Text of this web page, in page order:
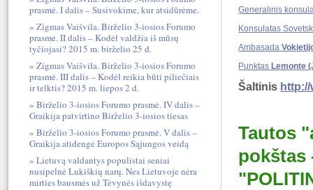
Generalinis
Konsulatas
Ambasada
Punktas Lemonte
Šaltinis
Tautos
pokštas
prasmė. I dalis – Susivokime, kur atsidūrėme.
Zigmas Vaišvila. Birželio 3-iosios Forumo
prasmė. II dalis – Kodėl valdžia iš mūsų
tyčiojasi? 2015 m. birželio 25 d.
Zigmas Vaišvila. Birželio 3-iosios Forumo
prasmė. III dalis – Kodėl reikia būti piliečiais
ir telktis? 2015 m. liepos 2 d.
Birželio 3-iosios Forumo prasmė. IV dalis –
Graikija patvirtino Birželio 3-iosios tiesas
Birželio 3-iosios Forumo prasmė. V dalis –
Graikija atidengė Europos Sąjungos veidą
Lietuvą valdantys populistai seniai
nusipelnė Lukiškių narų. Nes Lietuvoje nėra
mirties bausmės už Tėvynės išdavystę